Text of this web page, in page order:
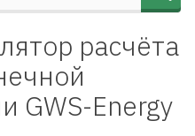
расчёта
GWS-Energy